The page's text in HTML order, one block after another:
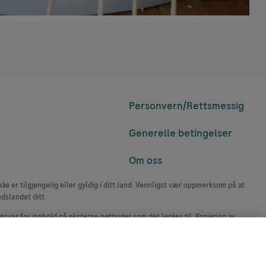
Personvern/Rettsmessig
Generelle betingelser
Om oss
er tilgjengelig eller gyldig i ditt land. Vennligst vær oppmerksom på at
ditt.
for innhold på eksterne nettsider som det lenkes til. Kopiering av